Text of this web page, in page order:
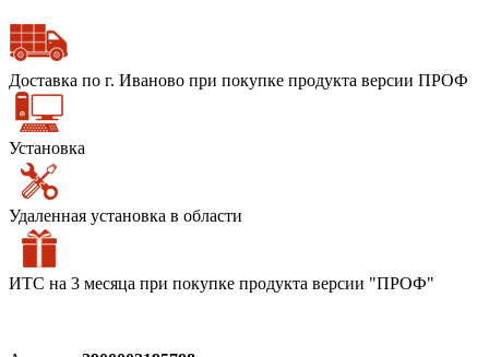
Доставка по г. Иваново при покупке продукта версии ПРОФ
Установка
Удаленная установка в области
ИТС на 3 месяца при покупке продукта версии "ПРОФ"